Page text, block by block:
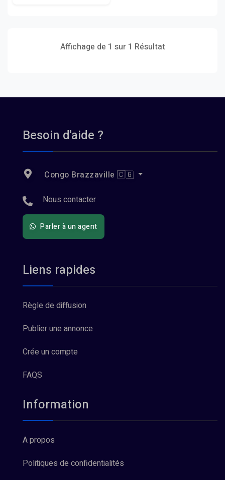
Affichage de 1 sur 1 Résultat
Besoin d'aide ?
Congo Brazzaville 🇨🇬
Nous contacter
Parler à un agent
Liens rapides
Règle de diffusion
Publier une annonce
Crée un compte
FAQS
Information
A propos
Politiques de confidentialités